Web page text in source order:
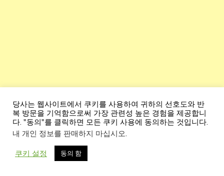
당사는 웹사이트에서 쿠키를 사용하여 귀하의 선호도와 반
복 방문을 기억함으로써 가장 관련성 높은 경험을 제공합니
다. "동의"를 클릭하면 모든 쿠키 사용에 동의하는 것입니다.
내 개인 정보를 판매하지 마십시오.
쿠키 설정 동의 함